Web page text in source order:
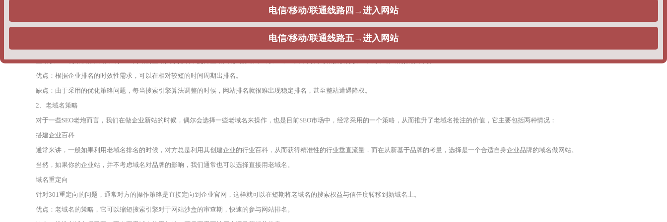
对于一些刚入SEO行业的企业主而言，对方实际上是不清楚快速排名策略与SEO之间的关系是什么，通常而言，从目前来看，目前市面上大量的SEO公司都会选择这个策略，去给自己的用户做排名，一般分为如
整站权重：利用快排策略，刷企业网站的整站指数排名，提升整站关键词排名，出权重，一般不同公司根据获得权重不同，给出的报价不同。
优点：根据企业排名的时效性需求，可以在相对较短的时间周期出排名。
缺点：由于采用的优化策略问题，每当搜索引擎算法调整的时候，网站排名就很难出现稳定排名，甚至整站遭遇降权。
2、老域名策略
对于一些SEO老炮而言，我们在做企业新站的时候，偶尔会选择一些老域名来操作，也是目前SEO市场中，经常采用的一个策略，从而推升了老域名抢注的价值，它主要包括两种情况：
搭建企业百科
通常来讲，一般如果利用老域名排名的时候，对方总是利用其创建企业的行业百科，从而获得精准性的行业垂直流量，而在从新基于品牌的考量，选择是一个合适自身企业品牌的域名做网站。
当然，如果你的企业站，并不考虑域名对品牌的影响，我们通常也可以选择直接用老域名。
域名重定向
针对301重定向的问题，通常对方的操作策略是直接定向到企业官网，这样就可以在短期将老域名的搜索权益与信任度转移到新域名上。
优点：老域名的策略，它可以缩短搜索引擎对于网站沙盒的审查期，快速的参与网站排名。